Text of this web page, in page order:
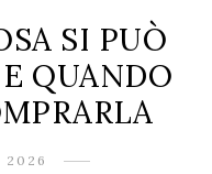
SI PUÒ
QUANDO
2026